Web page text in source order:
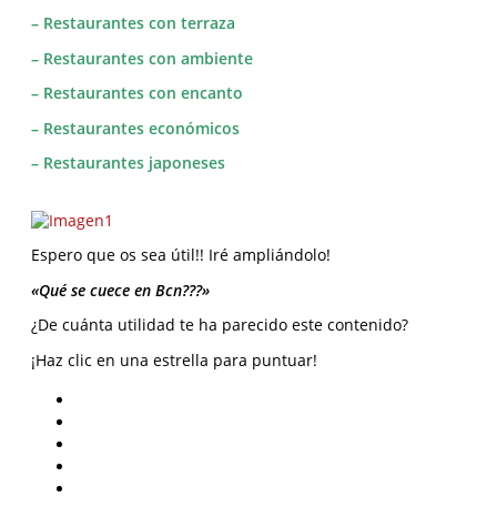
– Restaurantes con terraza
– Restaurantes con ambiente
– Restaurantes con encanto
– Restaurantes económicos
– Restaurantes japoneses
Espero que os sea útil!! Iré ampliándolo!
«Qué se cuece en Bcn???»
¿De cuánta utilidad te ha parecido este contenido?
¡Haz clic en una estrella para puntuar!